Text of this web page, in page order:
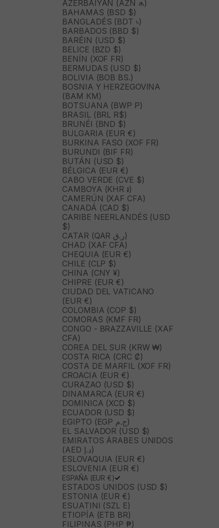
AZERBAIYÁN (AZN ₼)
BAHAMAS (BSD $)
BANGLADÉS (BDT ৳)
BARBADOS (BBD $)
BARÉIN (USD $)
BELICE (BZD $)
BENÍN (XOF FR)
BERMUDAS (USD $)
BOLIVIA (BOB BS.)
BOSNIA Y HERZEGOVINA
(BAM КМ)
BOTSUANA (BWP P)
BRASIL (BRL R$)
BRUNÉI (BND $)
BULGARIA (EUR €)
BURKINA FASO (XOF FR)
BURUNDI (BIF FR)
BUTÁN (USD $)
BÉLGICA (EUR €)
CABO VERDE (CVE $)
CAMBOYA (KHR ៛)
CAMERÚN (XAF CFA)
CANADÁ (CAD $)
CARIBE NEERLANDÉS (USD
$)
CATAR (QAR ر.ق)
CHAD (XAF CFA)
CHEQUIA (EUR €)
CHILE (CLP $)
CHINA (CNY ¥)
CHIPRE (EUR €)
CIUDAD DEL VATICANO
(EUR €)
COLOMBIA (COP $)
COMORAS (KMF FR)
CONGO - BRAZZAVILLE (XAF
CFA)
COREA DEL SUR (KRW ₩)
COSTA RICA (CRC ₡)
COSTA DE MARFIL (XOF FR)
CROACIA (EUR €)
CURAZAO (USD $)
DINAMARCA (EUR €)
DOMINICA (XCD $)
ECUADOR (USD $)
EGIPTO (EGP ج.م)
EL SALVADOR (USD $)
EMIRATOS ÁRABES UNIDOS
(AED د.إ)
ESLOVAQUIA (EUR €)
ESLOVENIA (EUR €)
ESPAÑA (EUR €)
ESTADOS UNIDOS (USD $)
ESTONIA (EUR €)
ESUATINI (SZL E)
ETIOPÍA (ETB BR)
FILIPINAS (PHP ₱)